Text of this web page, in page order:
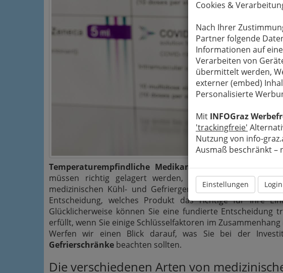
Cookies &
Nach Ihrer
Partner folgende
Informationen auf
Verarbeiten von
übermittelt werden,
externer (embed)
Personalisierte
Mit INFOGraz
'trackingfreie'
Nutzung von info-
Ausmaß beschränkt –
Einstellungen Login
Temperaturempfindliche Medikamente, Reagenzien,
müssen richtig gelagert werden, um ihre
medizinischen Kühl- und Gefriergeräten, die heute auf
Entscheidung, welches Produkt das richtige für Ihre
Glücklicherweise können Sie eine fundierte Entscheidung
erfüllt, wenn Sie einige Schlüsselfaktoren im
Werfen wir einen Blick darauf, was Sie bei der
Gefrierschränke beachten sollten.
Die verschiedenen Arten von